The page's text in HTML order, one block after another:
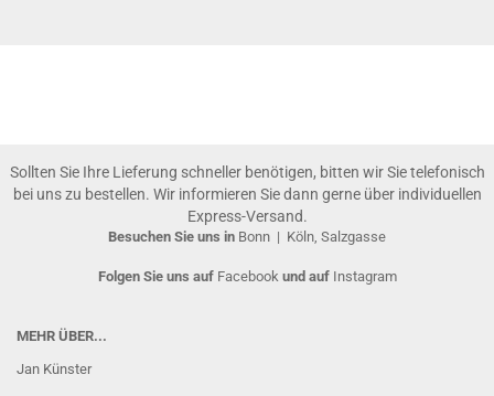
Sollten Sie Ihre Lieferung schneller benötigen, bitten wir Sie telefonisch
bei uns zu bestellen. Wir informieren Sie dann gerne über individuellen
Express-Versand.
Besuchen Sie uns in Bonn | Köln, Salzgasse
Folgen Sie uns auf Facebook und auf Instagram
MEHR ÜBER...
Jan Künster